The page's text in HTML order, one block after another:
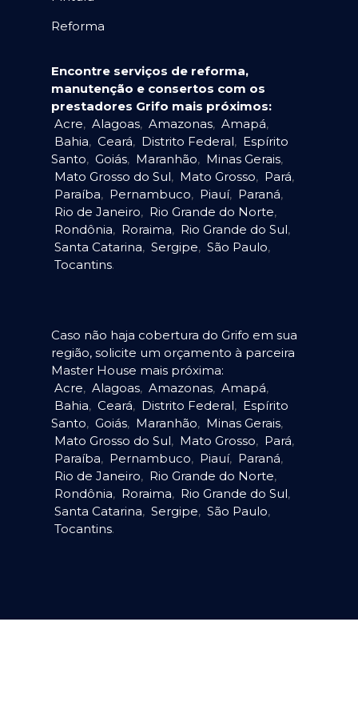
Reforma
Encontre serviços de reforma,
manutenção e consertos com os
prestadores Grifo mais próximos:
Acre, Alagoas, Amazonas, Amapá,
Bahia, Ceará, Distrito Federal, Espírito
Santo, Goiás, Maranhão, Minas Gerais,
Mato Grosso do Sul, Mato Grosso, Pará,
Paraíba, Pernambuco, Piauí, Paraná,
Rio de Janeiro, Rio Grande do Norte,
Rondônia, Roraima, Rio Grande do Sul,
Santa Catarina, Sergipe, São Paulo,
Tocantins.
Caso não haja cobertura do Grifo em sua
região, solicite um orçamento à parceira
Master House mais próxima:
Acre, Alagoas, Amazonas, Amapá,
Bahia, Ceará, Distrito Federal, Espírito
Santo, Goiás, Maranhão, Minas Gerais,
Mato Grosso do Sul, Mato Grosso, Pará,
Paraíba, Pernambuco, Piauí, Paraná,
Rio de Janeiro, Rio Grande do Norte,
Rondônia, Roraima, Rio Grande do Sul,
Santa Catarina, Sergipe, São Paulo,
Tocantins.